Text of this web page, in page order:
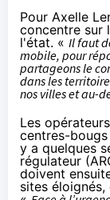
Pour Axelle
concentre sur
l'état. « Il faut
mobile, pour
partageons le
dans les
nos villes et au-
Les
centres-
y a quelques
régulateur
doivent
sites éloignés,